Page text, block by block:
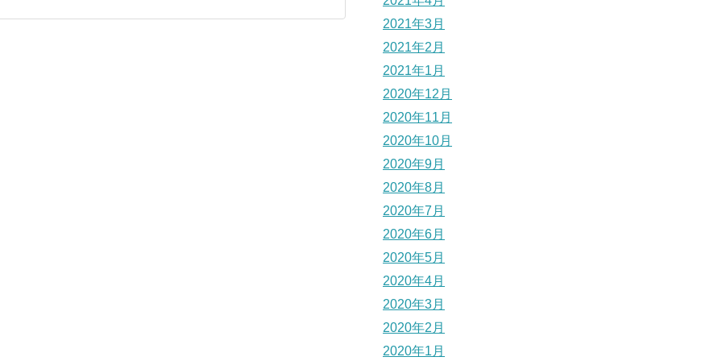
2021年3月
2021年2月
2021年1月
2020年12月
2020年11月
2020年10月
2020年9月
2020年8月
2020年7月
2020年6月
2020年5月
2020年4月
2020年3月
2020年2月
2020年1月